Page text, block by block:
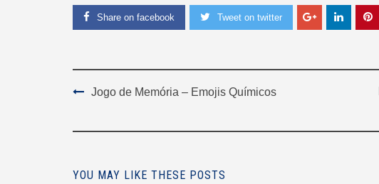
Share on facebook Tweet on twitter
Post
Navigation
Jogo de Memória – Emojis Químicos
YOU MAY LIKE THESE POSTS